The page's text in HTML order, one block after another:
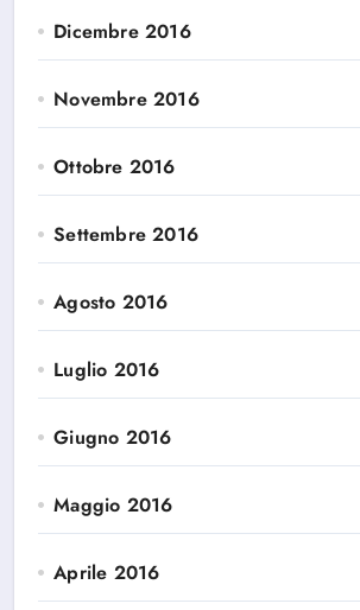
Dicembre 2016
Novembre 2016
Ottobre 2016
Settembre 2016
Agosto 2016
Luglio 2016
Giugno 2016
Maggio 2016
Aprile 2016